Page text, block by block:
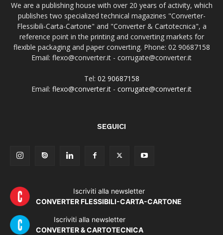
We are a publishing house with over 20 years of activity, which
publishes two specialized technical magazines "Converter-
Flessibili-Carta-Cartone" and "Converter & Cartotecnica", a
reference point in the printing and converting markets for
flexible packaging and paper converting. Phone: 02 90687158
Email: flexo@converter.it - corrugate@converter.it
Tel: 02 90687158
Email: flexo@converter.it - corrugate@converter.it
SEGUICI
Iscriviti alla newsletter
CONVERTER FLESSIBILI-CARTA-CARTONE
Iscriviti alla newsletter
CONVERTER & CARTOTECNICA